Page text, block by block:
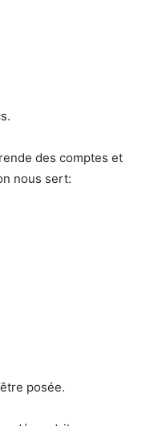
des comptes et
nous sert:
posée.